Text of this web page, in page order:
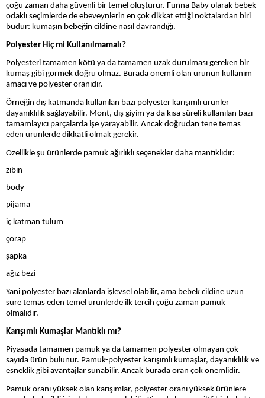
çoğu zaman daha güvenli bir temel oluşturur. Funna Baby olarak bebek
odaklı seçimlerde de ebeveynlerin en çok dikkat ettiği noktalardan biri
budur: kumaşın bebeğin cildine nasıl davrandığı.
Polyester Hiç mi Kullanılmamalı?
Polyesteri tamamen kötü ya da tamamen uzak durulması gereken bir
kumaş gibi görmek doğru olmaz. Burada önemli olan ürünün kullanım
amacı ve polyester oranıdır.
Örneğin dış katmanda kullanılan bazı polyester karışımlı ürünler
dayanıklılık sağlayabilir. Mont, dış giyim ya da kısa süreli kullanılan bazı
tamamlayıcı parçalarda işe yarayabilir. Ancak doğrudan tene temas
eden ürünlerde dikkatli olmak gerekir.
Özellikle şu ürünlerde pamuk ağırlıklı seçenekler daha mantıklıdır:
zıbın
body
pijama
iç katman tulum
çorap
şapka
ağız bezi
Yani polyester bazı alanlarda işlevsel olabilir, ama bebek cildine uzun
süre temas eden temel ürünlerde ilk tercih çoğu zaman pamuk
olmalıdır.
Karışımlı Kumaşlar Mantıklı mı?
Piyasada tamamen pamuk ya da tamamen polyester olmayan çok
sayıda ürün bulunur. Pamuk-polyester karışımlı kumaşlar, dayanıklılık ve
esneklik gibi avantajlar sunabilir. Ancak burada oran çok önemlidir.
Pamuk oranı yüksek olan karışımlar, polyester oranı yüksek ürünlere